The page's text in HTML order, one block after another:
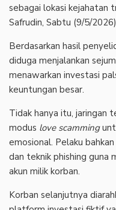
sebagai lokasi kejahatan
Safrudin, Sabtu (9/5/
‎Berdasarkan hasil
diduga menjalankan
menawarkan investasi
keuntungan besar.
‎Tidak hanya itu, jaringan
modus love scamming
emosional. Pelaku
dan teknik phishing guna
akun milik korban.
‎Korban selanjutnya